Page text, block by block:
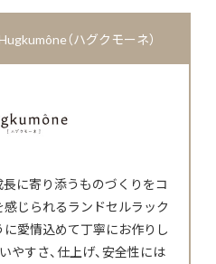
（ハグクモーネ）
に寄り添うものづくりをコ
感じられるランドセルラック
に愛情込めて丁寧にお作りし
やすさ、仕上げ、安全性には